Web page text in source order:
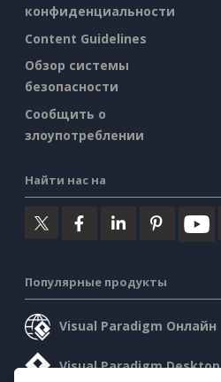
конфиденциальности
Content Guidelines
Обзор системы
безопасности
Сообщить о
злоупотреблении
Найти нас на
Популярные продукты
Visual Paradigm Онлайн
Visual Paradigm Desktop